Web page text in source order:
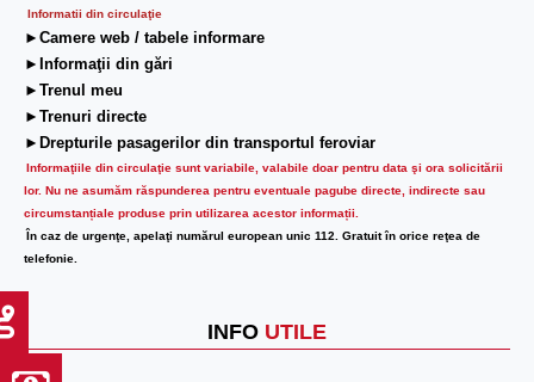
Informatii din circulaţie
►Camere web / tabele informare
►Informaţii din gări
►Trenul meu
►Trenuri directe
►Drepturile pasagerilor din transportul feroviar
Informaţiile din circulaţie sunt variabile, valabile doar pentru data şi ora solicitării
lor. Nu ne asumăm răspunderea pentru eventuale pagube directe, indirecte sau
circumstanțiale produse prin utilizarea acestor informații.
În caz de urgenţe, apelaţi numărul european unic 112. Gratuit în orice reţea de
telefonie.
INFO UTILE